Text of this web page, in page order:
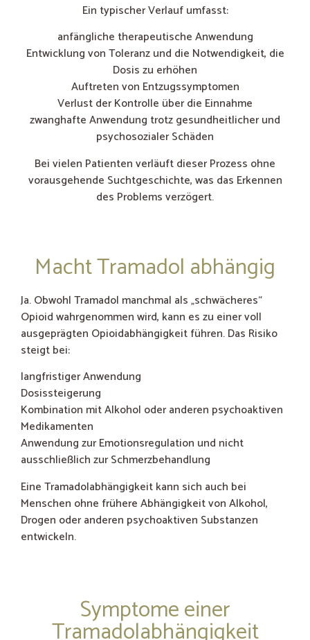
Ein typischer Verlauf umfasst:
anfängliche therapeutische Anwendung
Entwicklung von Toleranz und die Notwendigkeit, die
Dosis zu erhöhen
Auftreten von Entzugssymptomen
Verlust der Kontrolle über die Einnahme
zwanghafte Anwendung trotz gesundheitlicher und
psychosozialer Schäden
Bei vielen Patienten verläuft dieser Prozess ohne
vorausgehende Suchtgeschichte, was das Erkennen
des Problems verzögert.
Macht Tramadol abhängig
Ja. Obwohl Tramadol manchmal als „schwächeres“
Opioid wahrgenommen wird, kann es zu einer voll
ausgeprägten Opioidabhängigkeit führen. Das Risiko
steigt bei:
langfristiger Anwendung
Dosissteigerung
Kombination mit Alkohol oder anderen psychoaktiven
Medikamenten
Anwendung zur Emotionsregulation und nicht
ausschließlich zur Schmerzbehandlung
Eine Tramadolabhängigkeit kann sich auch bei
Menschen ohne frühere Abhängigkeit von Alkohol,
Drogen oder anderen psychoaktiven Substanzen
entwickeln.
Symptome einer
Tramadolabhängigkeit